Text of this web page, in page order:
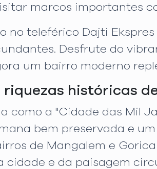
marcos importantes
no teleférico Dajti
Desfrute do
um bairro moderno
riquezas históricas
como a "Cidade das Mil
bem preservada e
de Mangalem e
cidade e da paisagem